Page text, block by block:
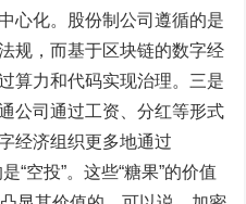
心化。股份制公司遵循的是
规，而基于区块链的数字经
算力和代码实现治理。三是
公司通过工资、分红等形式
经济组织更多地通过
“空投”。这些“糖果”的价值